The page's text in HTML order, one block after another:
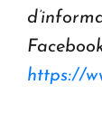
https://